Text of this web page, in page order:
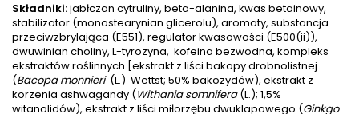
Składniki:jabłczan cytruliny, beta-alanina, kwas betainowy,
stabilizator (monostearynian glicerolu), aromaty, substancja
przeciwzbrylająca (E551), regulator kwasowości (E500(ii)),
dwuwinian choliny, L-tyrozyna, kofeina bezwodna, kompleks
ekstraktów roślinnych [ekstrakt z liści bakopy drobnolistnej
(Bacopa monnieri(L.) Wettst; 50% bakozydów), ekstrakt z
korzenia ashwagandy (Withania somnifera(L.); 1,5%
witanolidów), ekstrakt z liści miłorzębu dwuklapowego (Ginkgo